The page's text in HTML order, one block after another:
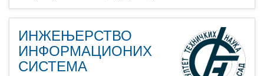
ИНЖЕЊЕРСТВО
ИНФОРМАЦИОНИХ
СИСТЕМА